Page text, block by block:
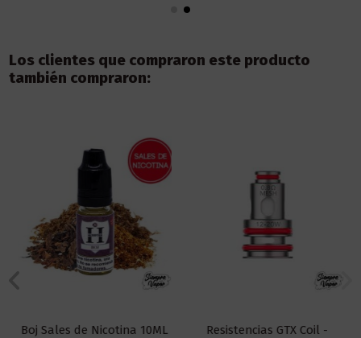
Los clientes que compraron este producto
también compraron:
Boj Sales de Nicotina 10ML
Resistencias GTX Coil -